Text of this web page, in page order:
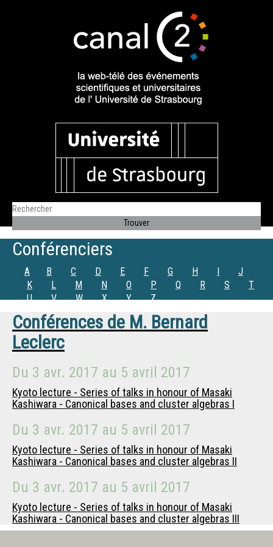
Conférenciers
A B C D E F G H I
J
K
L M N O P Q R S
T
U
V W X Y Z
Conférences de M. Bernard
Leclerc
Du 3 avr. 2017 au 5 avril 2017
Kyoto lecture - Series of talks in honour of Masaki
Kashiwara - Canonical bases and cluster algebras I
Du 3 avr. 2017 au 5 avril 2017
Kyoto lecture - Series of talks in honour of Masaki
Kashiwara - Canonical bases and cluster algebras II
Du 3 avr. 2017 au 5 avril 2017
Kyoto lecture - Series of talks in honour of Masaki
Kashiwara - Canonical bases and cluster algebras III